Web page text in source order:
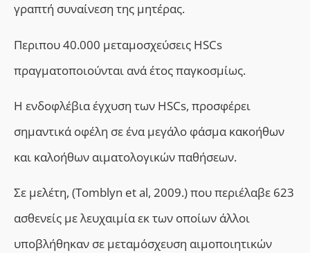
γραπτή συναίνεση της μητέρας.
Περιπου 40.000 μεταμοσχεύσεις HSCs
πραγματοποιούνται ανά έτος παγκοσμίως.
Η ενδοφλέβια έγχυση των HSCs, προσφέρει
σημαντικά οφέλη σε ένα μεγάλο φάσμα κακοήθων
και καλοήθων αιματολογικών παθήσεων.
Σε μελέτη, (Tomblyn et al, 2009.) που περιέλαβε 623
ασθενείς με λευχαιμία εκ των οποίων άλλοι
υποβλήθηκαν σε μεταμόσχευση αιμοποιητικών